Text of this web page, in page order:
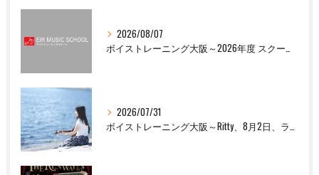
2026/08/07
ボイストレーニング大阪～2026年度 スクール夏季休校のお知らせ
2026/07/31
ボイストレーニング大阪～Ritty、8月2日、ライブ出演します！